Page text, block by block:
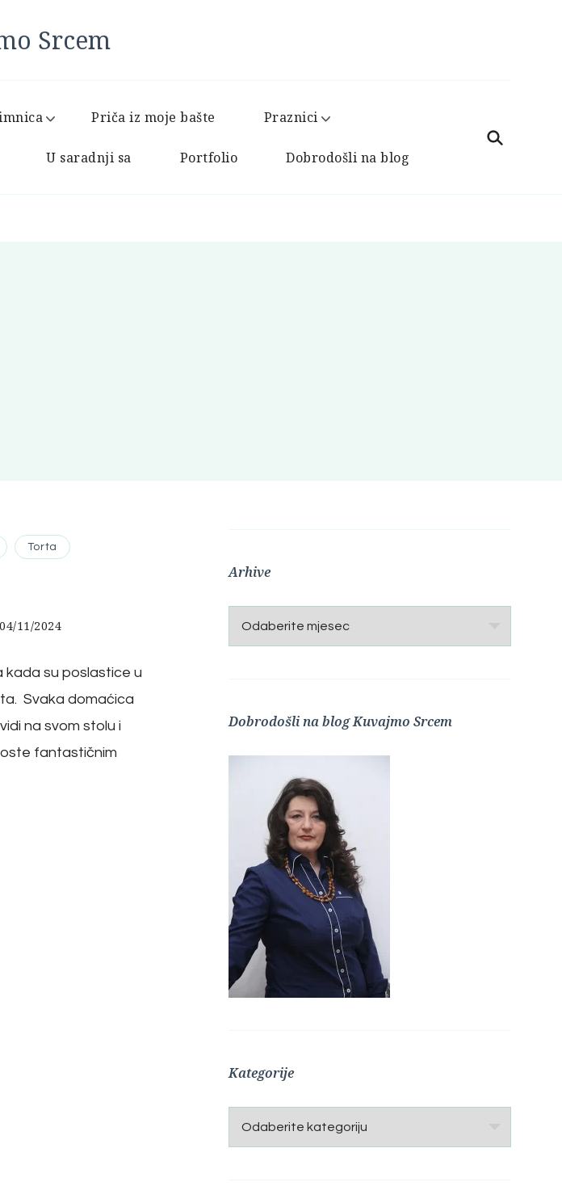
Srcem
Priča iz moje bašte Praznici
U saradnji sa Portfolio Dobrodošli na blog
Torta
04/11/2024
kada su poslastice u
Svaka domaćica
na svom stolu i
fantastičnim
Arhive
Arhive
Dobrodošli na blog Kuvajmo Srcem
Kategorije
Kategorije